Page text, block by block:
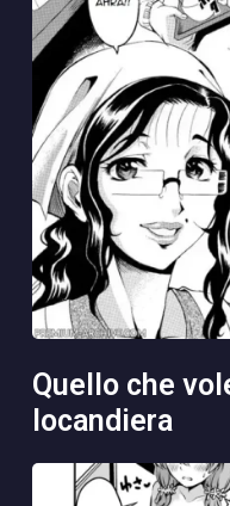
quello che volevo mangiare era la
locandiera